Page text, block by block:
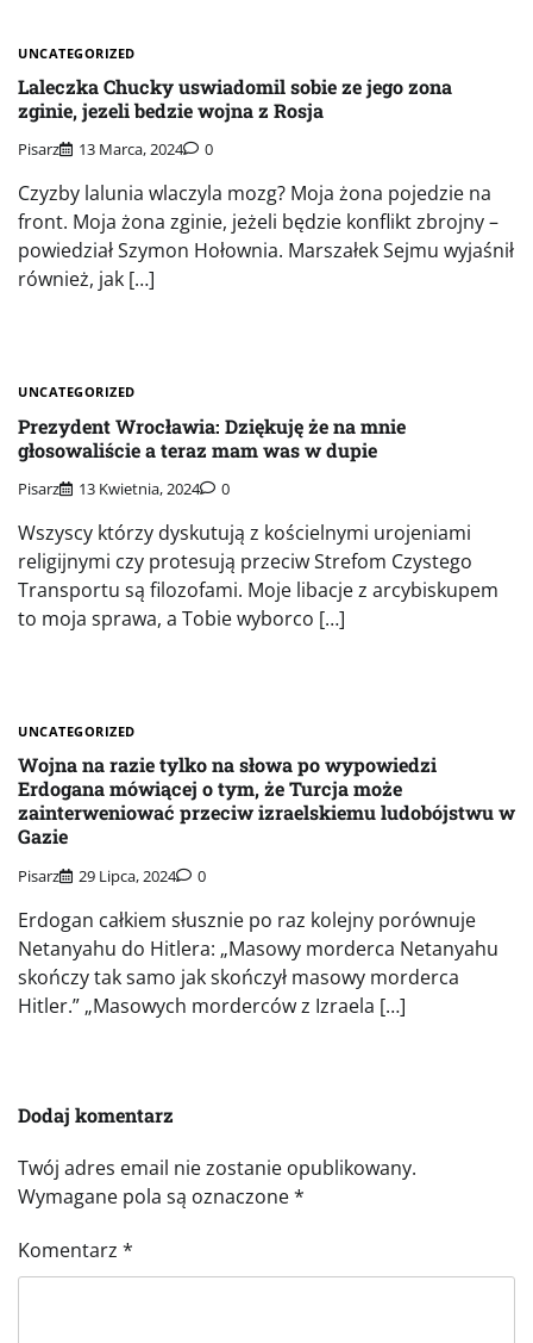
UNCATEGORIZED
Laleczka Chucky uswiadomil sobie ze jego zona
zginie, jezeli bedzie wojna z Rosja
Pisarz 13 Marca, 2024 0
Czyzby lalunia wlaczyla mozg? Moja żona pojedzie na
front. Moja żona zginie, jeżeli będzie konflikt zbrojny –
powiedział Szymon Hołownia. Marszałek Sejmu wyjaśnił
również, jak […]
UNCATEGORIZED
Prezydent Wrocławia: Dziękuję że na mnie
głosowaliście a teraz mam was w dupie
Pisarz 13 Kwietnia, 2024 0
Wszyscy którzy dyskutują z kościelnymi urojeniami
religijnymi czy protesują przeciw Strefom Czystego
Transportu są filozofami. Moje libacje z arcybiskupem
to moja sprawa, a Tobie wyborco […]
UNCATEGORIZED
Wojna na razie tylko na słowa po wypowiedzi
Erdogana mówiącej o tym, że Turcja może
zainterweniować przeciw izraelskiemu ludobójstwu w
Gazie
Pisarz 29 Lipca, 2024 0
Erdogan całkiem słusznie po raz kolejny porównuje
Netanyahu do Hitlera: „Masowy morderca Netanyahu
skończy tak samo jak skończył masowy morderca
Hitler.” „Masowych morderców z Izraela […]
Dodaj komentarz
Twój adres email nie zostanie opublikowany.
Wymagane pola są oznaczone*
Komentarz *